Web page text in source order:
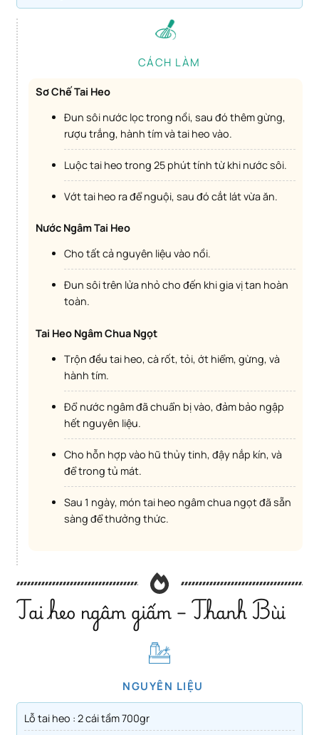
CÁCH LÀM
Sơ Chế Tai Heo
Đun sôi nước lọc trong nồi, sau đó thêm gừng,
rượu trắng, hành tím và tai heo vào.
Luộc tai heo trong 25 phút tính từ khi nước sôi.
Vớt tai heo ra để nguội, sau đó cắt lát vừa ăn.
Nước Ngâm Tai Heo
Cho tất cả nguyên liệu vào nồi.
Đun sôi trên lửa nhỏ cho đến khi gia vị tan hoàn
toàn.
Tai Heo Ngâm Chua Ngọt
Trộn đều tai heo, cà rốt, tỏi, ớt hiểm, gừng, và
hành tím.
Đổ nước ngâm đã chuẩn bị vào, đảm bảo ngập
hết nguyên liệu.
Cho hỗn hợp vào hũ thủy tinh, đậy nắp kín, và
để trong tủ mát.
Sau 1 ngày, món tai heo ngâm chua ngọt đã sẵn
sàng để thưởng thức.
Tai heo ngâm giấm – Thanh Bùi
NGUYÊN LIỆU
Lỗ tai heo : 2 cái tầm 700gr